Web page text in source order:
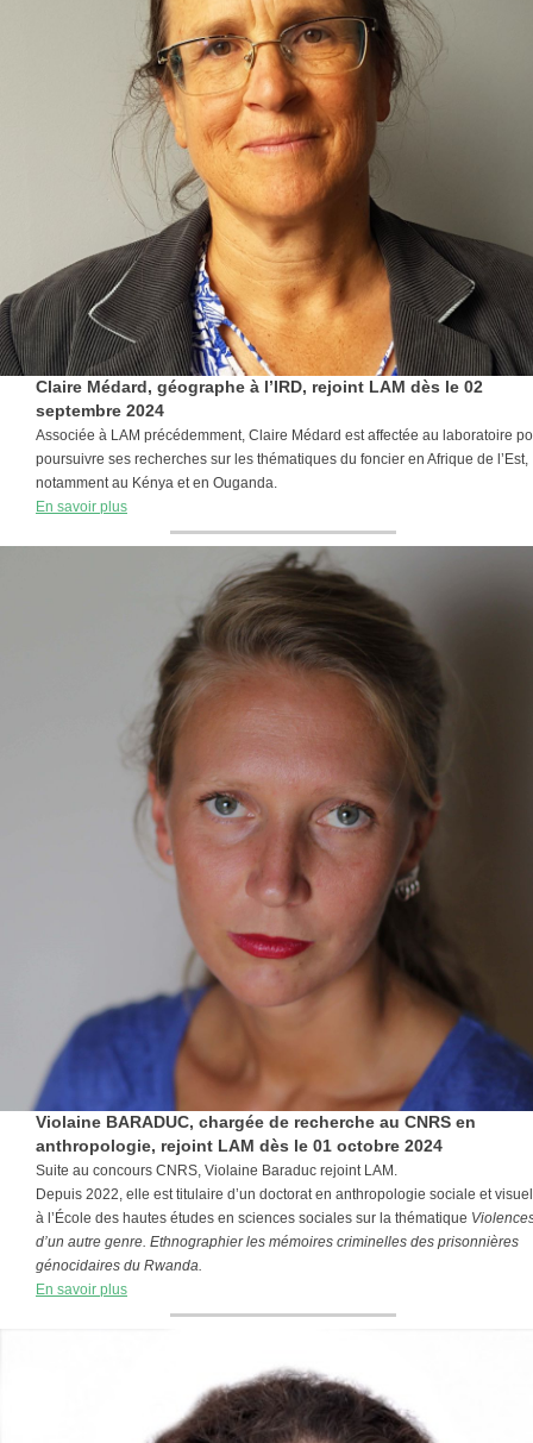
Claire Médard, géographe à l’IRD, rejoint LAM dès le 02
septembre 2024
Associée à LAM précédemment, Claire Médard est affectée au laboratoire
poursuivre ses recherches sur les thématiques du foncier en Afrique de l’Est,
notamment au Kénya et en Ouganda.
En savoir plus
Violaine BARADUC, chargée de recherche au CNRS en
anthropologie, rejoint LAM dès le 01 octobre 2024
Suite au concours CNRS, Violaine Baraduc rejoint LAM.
Depuis 2022, elle est titulaire d’un doctorat en anthropologie sociale et
à l’École des hautes études en sciences sociales sur la thématique
d’un autre genre. Ethnographier les mémoires criminelles des prisonnières
génocidaires du Rwanda.
En savoir plus